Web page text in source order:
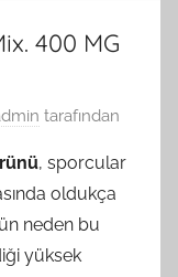
400 MG
tarafından
, sporcular
oldukça
neden bu
yüksek